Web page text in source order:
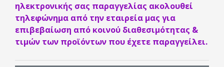
ηλεκτρονικής σας παραγγελίας ακολουθεί
τηλεφώνημα από την εταιρεία μας για
επιβεβαίωση από κοινού διαθεσιμότητας &
τιμών των προϊόντων που έχετε παραγγείλει.